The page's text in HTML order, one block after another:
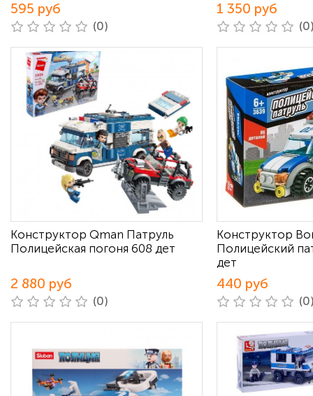
595 руб
(0)
1 350 руб
Конструктор Qman Патруль
Полицейская погоня 608 дет
2 880 руб
(0)
Конструктор
Полицейский
дет
440 руб